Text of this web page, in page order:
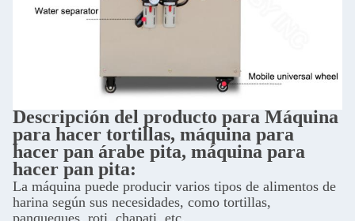
Descripción del producto para Máquina
para hacer tortillas, máquina para
hacer pan árabe pita, máquina para
hacer pan pita:
La máquina puede producir varios tipos de alimentos de
harina según sus necesidades, como tortillas,